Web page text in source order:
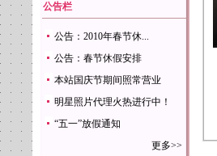
公告栏
公告：2010年春节休...
公告：春节休假安排
本站国庆节期间照常营业
明星照片代理火热进行中！
“五一”放假通知
更多>>